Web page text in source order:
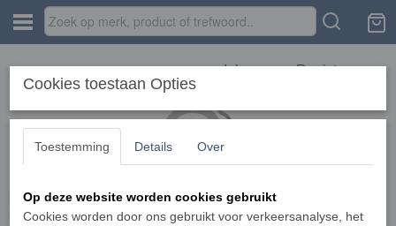
Inloggen Registreren
Home › Refractie-Instrumenten › Meubilair › MDT Refractie units
Easy Refractieunit
Cookies toestaan Opties
Toestemming Details Over
Op deze website worden cookies gebruikt
Cookies worden door ons gebruikt voor verkeersanalyse, het